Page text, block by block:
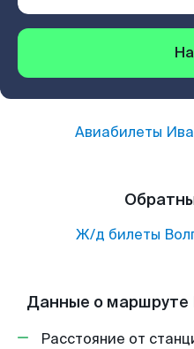
Авиабилеты
Ж/д билеты
Данные о маршруте
Расстояние от